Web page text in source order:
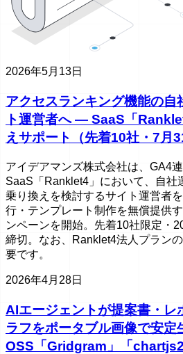
2026年5月13日
アクセスランキング機能の自
ト運営者へ ― SaaS「
えサポート（先着10社・7月
アイデアマンズ株式会社は、GA4
SaaS「Ranklet4」において、自社
乗り換えを検討するサイト運営者
行・テンプレート制作を無償提供
ンペーンを開始。先着10社限定・
締切。なお、Ranklet4法人プラン
要です。
2026年4月28日
AIエージェントが提案書・レ
ラフをポータブル画像で安定
OSS「Gridgram」「